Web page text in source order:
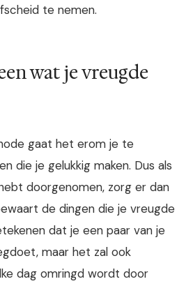
te nemen.
wat je vreugde
gaat het erom je te
die je gelukkig maken. Dus als
doorgenomen, zorg er dan
de dingen die je vreugde
dat je een paar van je
maar het zal ook
dag omringd wordt door